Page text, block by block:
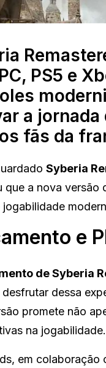
PS5 e
a
fãs da
Syberia
que a nova
jogabilidade
e
de Syberia
dessa
promete não
na jogabilidade.
em colaboração